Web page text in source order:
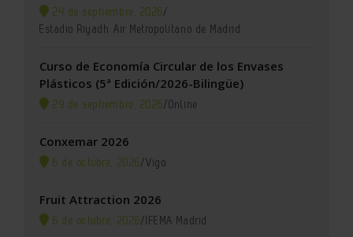
24 de septiembre, 2026/
Estadio Riyadh Air Metropolitano de Madrid
Curso de Economía Circular de los Envases
Plásticos (5ª Edición/2026-Bilingüe)
29 de septiembre, 2026/Online
Conxemar 2026
6 de octubre, 2026/Vigo
Fruit Attraction 2026
6 de octubre, 2026/IFEMA Madrid